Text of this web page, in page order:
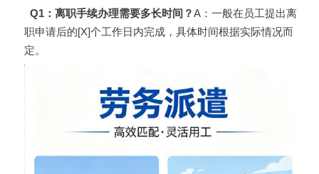
Q1：离职手续办理需要多长时间？A：一般在员工提出离
职申请后的[X]个工作日内完成，具体时间根据实际情况而
定。